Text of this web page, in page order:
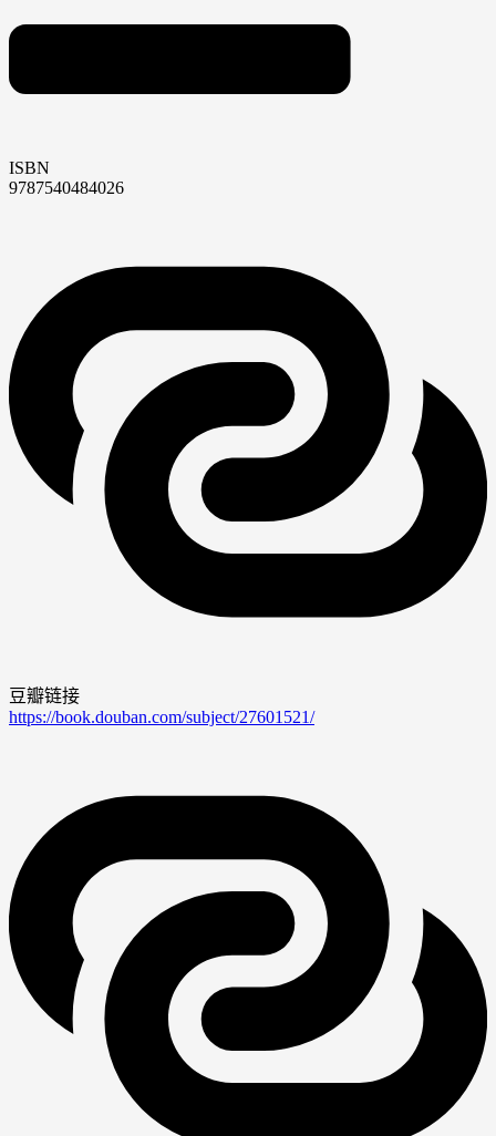
ISBN
9787540484026
豆瓣链接
https://book.douban.com/subject/27601521/